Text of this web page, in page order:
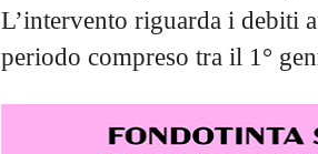
L’intervento riguarda i debiti
periodo compreso tra il 1°